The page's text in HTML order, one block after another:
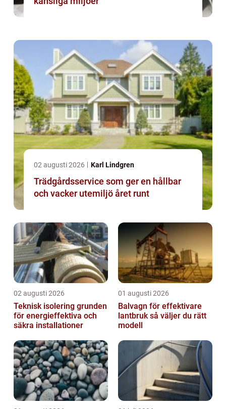
02 augusti 2026 Karl Lindgren
Trädgårdsservice som ger en hållbar
och vacker utemiljö året runt
02 augusti 2026
Teknisk isolering grunden
för energieffektiva och
säkra installationer
01 augusti 2026
Balvagn för effektivare
lantbruk så väljer du rätt
modell